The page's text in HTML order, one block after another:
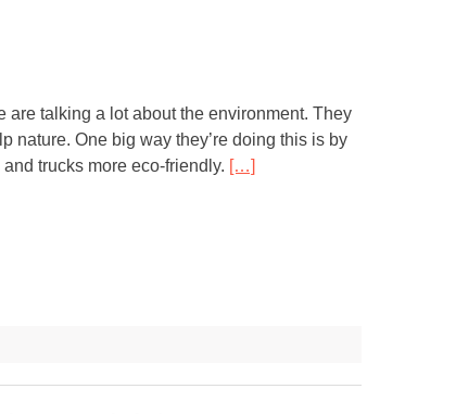
are talking a lot about the environment. They
nature. One big way they’re doing this is by
trucks more eco-friendly. […]